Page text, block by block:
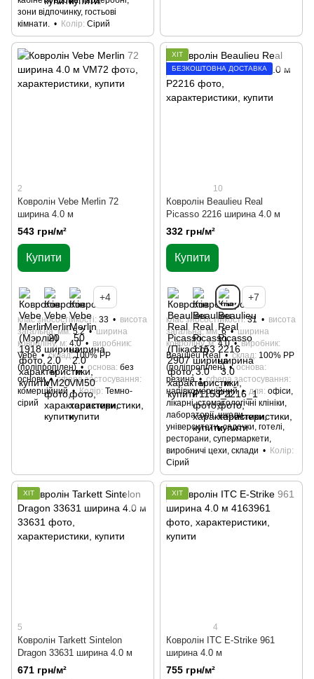
зони відпочинку, гостьові
кімнати.
Колір Сірий
2
Ковролін Vebe Merlin 72
ширина 4.0 м
543 грн/м²
Купити
+4
клас зносостійкості 33
висота
загальна, мм 5.2
ширина
ковроліну, м 4.0
виробник
Vebe
склад 100% РР
(поліпропілен)
основа без
основи
сфера застосування
комерційний
Колір Темно-
сірий
ХІТ
БЕЗКОШТОВНА ДОСТАВКА
10
Ковролін Beaulieu Real
Picasso 2216 ширина 4.0 м
332 грн/м²
Купити
+7
клас зносостійкості 31
висота
загальна, мм 6
ширина
ковроліну, м 4.0
виробник
Beaulieu Real
склад 100% РР
(поліпропілен)
основа
резина
сфера застосування
напівкомерційний
для офіси,
лікарні, стоматологічні клініки,
лабораторії, школи,
університети, садочки, готелі,
ресторани, супермаркети,
виробничі цехи, склади
Колір
Сірий
ХІТ
5
Ковролін Tarkett Sintelon
Dragon 33631 ширина 4.0 м
671 грн/м²
ХІТ
4
Ковролін ITC E-Strike 961
ширина 4.0 м
755 грн/м²